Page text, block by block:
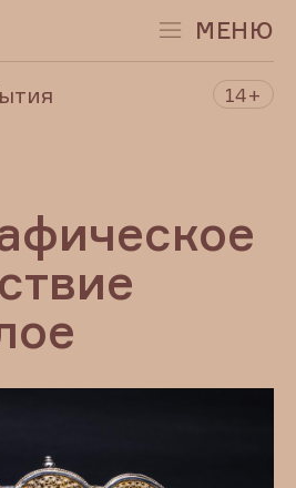
МЕНЮ
14+